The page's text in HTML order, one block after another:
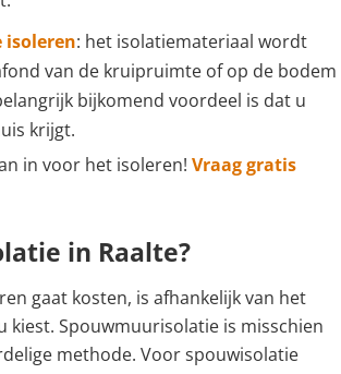
: het isolatiemateriaal wordt
van de kruipruimte of op de bodem
bijkomend voordeel is dat u
krijgt.
in voor het isoleren! Vraag gratis
in Raalte?
gaat kosten, is afhankelijk van het
kiest. Spouwmuurisolatie is misschien
methode. Voor spouwisolatie